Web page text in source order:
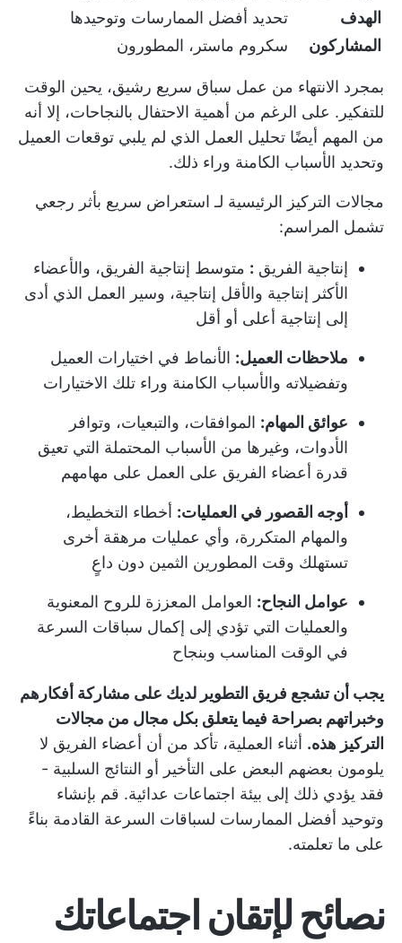
الهدف
تحديد أفضل الممارسات وتوحيدها
المشاركون
سكروم ماستر، المطورون
بمجرد الانتهاء من عمل سباق سريع رشيق، يحين الوقت
للتفكير. على الرغم من أهمية الاحتفال بالنجاحات، إلا أنه
من المهم أيضًا تحليل العمل الذي لم يلبي توقعات العميل
وتحديد الأسباب الكامنة وراء ذلك.
مجالات التركيز الرئيسية لـ استعراض سريع بأثر رجعي
تشمل المراسم:
إنتاجية الفريق : متوسط إنتاجية الفريق، والأعضاء
الأكثر إنتاجية والأقل إنتاجية، وسير العمل الذي أدى
إلى إنتاجية أعلى أو أقل
ملاحظات العميل: الأنماط في اختيارات العميل
وتفضيلاته والأسباب الكامنة وراء تلك الاختيارات
عوائق المهام: الموافقات، والتبعيات، وتوافر
الأدوات، وغيرها من الأسباب المحتملة التي تعيق
قدرة أعضاء الفريق على العمل على مهامهم
أوجه القصور في العمليات: أخطاء التخطيط،
والمهام المتكررة، وأي عمليات مرهقة أخرى
تستهلك وقت المطورين الثمين دون داعٍ
عوامل النجاح: العوامل المعززة للروح المعنوية
والعمليات التي تؤدي إلى إكمال سباقات السرعة
في الوقت المناسب وبنجاح
يجب أن تشجع فريق التطوير لديك على مشاركة أفكارهم
وخبراتهم بصراحة فيما يتعلق بكل مجال من مجالات
التركيز هذه. أثناء العملية، تأكد من أن أعضاء الفريق لا
يلومون بعضهم البعض على التأخير أو النتائج السلبية -
فقد يؤدي ذلك إلى بيئة اجتماعات عدائية. قم بإنشاء
وتوحيد أفضل الممارسات لسباقات السرعة القادمة بناءً
على ما تعلمته.
نصائح لإتقان اجتماعاتك